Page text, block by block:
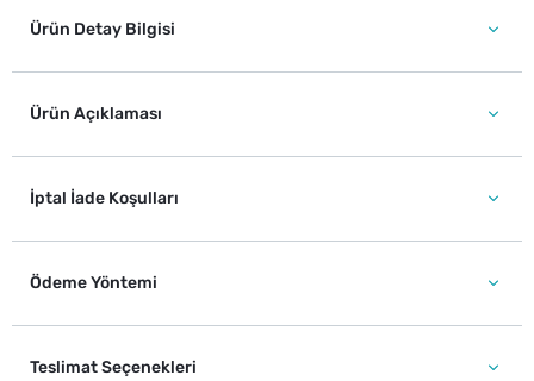
Ürün Detay Bilgisi
Ürün Açıklaması
İptal İade Koşulları
Ödeme Yöntemi
Teslimat Seçenekleri